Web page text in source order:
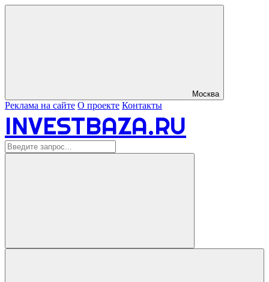
Москва
Реклама на сайте О проекте Контакты
INVESTBAZA.RU